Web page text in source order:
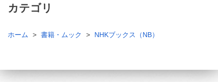
カテゴリ
ホーム 書籍・ムック NHKブックス（NB）